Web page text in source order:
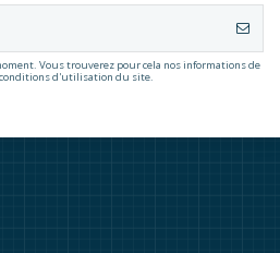
Vous trouverez pour cela nos informations de
conditions d'utilisation du site.